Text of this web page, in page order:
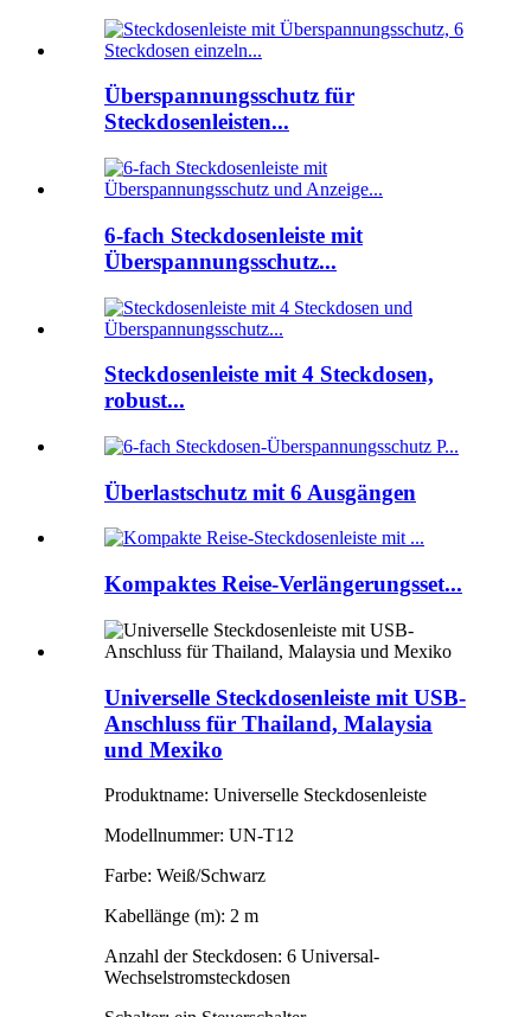
Überspannungsschutz für
Steckdosenleisten...
6-fach Steckdosenleiste mit
Überspannungsschutz...
Steckdosenleiste mit 4 Steckdosen,
robust...
Überlastschutz mit 6 Ausgängen
Kompaktes Reise-Verlängerungsset...
Universelle Steckdosenleiste mit USB-
Anschluss für Thailand, Malaysia
und Mexiko
Produktname: Universelle Steckdosenleiste
Modellnummer: UN-T12
Farbe: Weiß/Schwarz
Kabellänge (m): 2 m
Anzahl der Steckdosen: 6 Universal-
Wechselstromsteckdosen